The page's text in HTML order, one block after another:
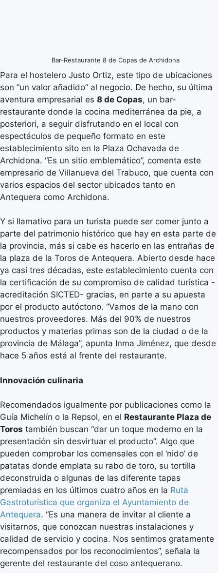
Bar-Restaurante 8 de Copas de Archidona
Para el hostelero Justo Ortiz, este tipo de ubicaciones
son “un valor añadido” al negocio. De hecho, su última
aventura empresarial es 8 de Copas, un bar-
restaurante donde la cocina mediterránea da pie, a
posteriori, a seguir disfrutando en el local con
espectáculos de pequeño formato en este
establecimiento sito en la Plaza Ochavada de
Archidona. “Es un sitio emblemático”, comenta este
empresario de Villanueva del Trabuco, que cuenta con
varios espacios del sector ubicados tanto en
Antequera como Archidona.
Y si llamativo para un turista puede ser comer junto a
parte del patrimonio histórico que hay en esta parte de
la provincia, más si cabe es hacerlo en las entrañas de
la plaza de la Toros de Antequera. Abierto desde hace
ya casi tres décadas, este establecimiento cuenta con
la certificación de su compromiso de calidad turística -
acreditación SICTED- gracias, en parte a su apuesta
por el producto autóctono. “Vamos de la mano con
nuestros proveedores. Más del 90% de nuestros
productos y materias primas son de la ciudad o de la
provincia de Málaga”, apunta Inma Jiménez, que desde
hace 5 años está al frente del restaurante.
Innovación culinaria
Recomendados igualmente por publicaciones como la
Guía Michelín o la Repsol, en el Restaurante Plaza de
Toros también buscan “dar un toque moderno en la
presentación sin desvirtuar el producto”. Algo que
pueden comprobar los comensales con el ‘nido’ de
patatas donde emplata su rabo de toro, su tortilla
deconstruida o algunas de las diferente tapas
premiadas en los últimos cuatro años en la Ruta
Gastroturística que organiza el Ayuntamiento de
Antequera. “Es una manera de invitar al cliente a
visitarnos, que conozcan nuestras instalaciones y
calidad de servicio y cocina. Nos sentimos gratamente
recompensados por los reconocimientos”, señala la
gerente del restaurante del coso antequerano.